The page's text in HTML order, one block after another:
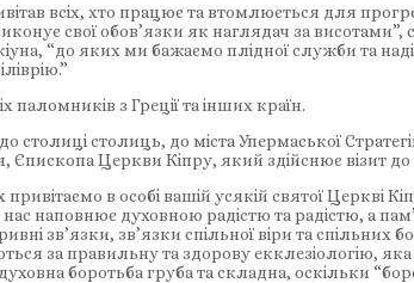
всіх, хто працює та втомлюється для
свої обов’язки як наглядач за
“до яких ми бажаємо плідної служби та
паломників з Греції та інших країн.
столиці столиць, до міста Упермаської
Єпископа Церкви Кіпру, який здійснює візит
в особі вашій усякій святої Церкві
нас наповнює духовною радістю та радістю,
зв’язки, зв’язки спільної віри та
за правильну та здорову екклезіологію,
боротьба груба та складна, оскільки